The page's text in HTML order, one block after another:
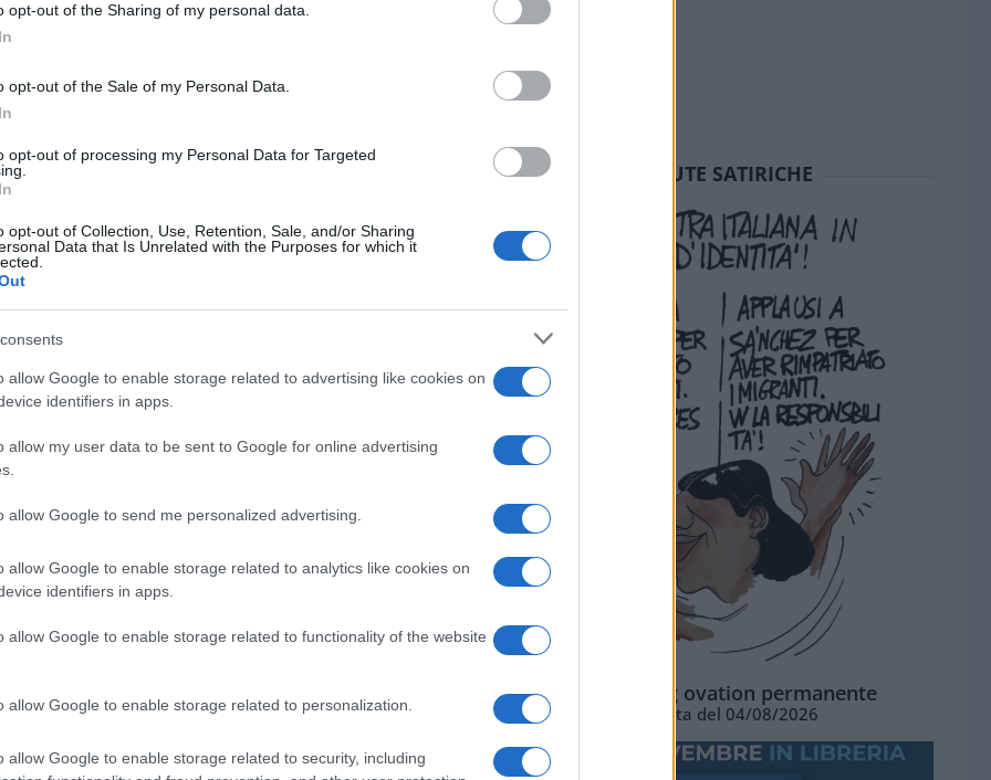
opt-out of the Sharing of my personal data.
opt-out of the Sale of my Personal Data.
opt-out of processing my Personal Data for Targeted
opt-out of Collection, Use, Retention, Sale, and/or Sharing
Data that Is Unrelated with the Purposes for which it
allow Google to enable storage related to advertising like cookies on
identifiers in apps.
allow my user data to be sent to Google for online advertising
allow Google to send me personalized advertising.
allow Google to enable storage related to analytics like cookies on
identifiers in apps.
allow Google to enable storage related to functionality of the website
allow Google to enable storage related to personalization.
allow Google to enable storage related to security, including
su Google
sono invasi dal
un israeliano è tollerabile solo se steso
importa quanto si affannino ad
poi così sulle balle. Ma venendo a un
forte come Israele potrebbe
sui popoli che furono; la seconda,
se quella schiacciante
Conosciamo la risposta.
perché non fare veramente quello di
a disagio l’altra metà, dico io.
, i sacerdoti del propalismo
rimozione della causa di questa guerra, il
criticare gli effetti escludendone le
per ciò che definiamo
le cause con gli effetti, ma no,
e s’incazzano se glielo fai notare.
SEDUTE SATIRICHE
La standing ovation permanente
Vignetta del 04/08/2026